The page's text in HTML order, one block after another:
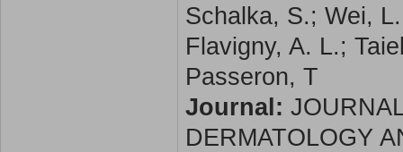
Schalka, S.; Wei,
Flavigny, A. L.;
Passeron, T
Journal:
DERMATOLOGY